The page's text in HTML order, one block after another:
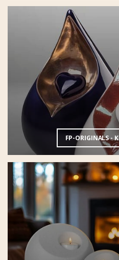
FP-ORIGINALS -